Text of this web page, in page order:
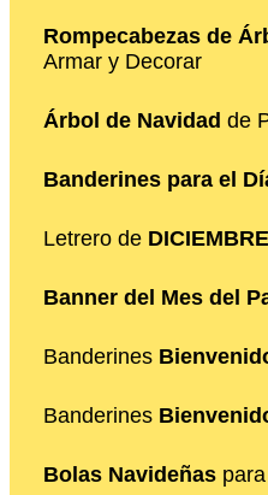
Rompecabezas de
Armar y Decorar
Árbol de Navidad de
Banderines para el
Letrero de DICIEMBRE
Banner del Mes del
Banderines
Banderines
Bolas Navideñas